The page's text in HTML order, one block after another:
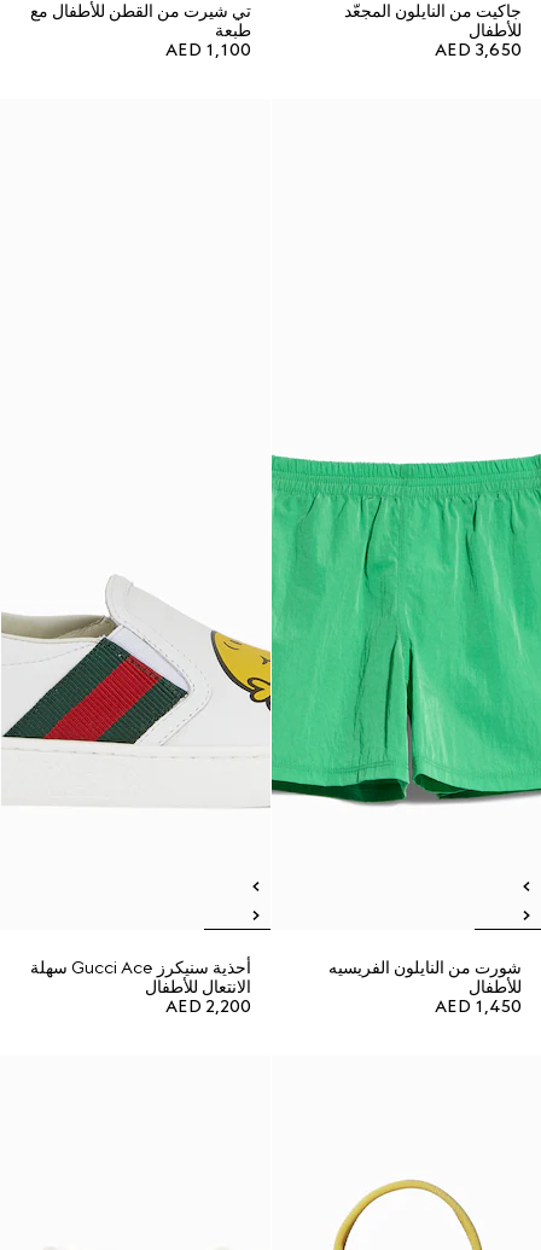
جاكيت من النايلون المجعّد
للأطفال
AED 3,650
تي شيرت من القطن للأطفال مع
طبعة
AED 1,100
شورت من النايلون الفريسيه
للأطفال
AED 1,450
أحذية سنيكرز Gucci Ace سهلة
الانتعال للأطفال
AED 2,200